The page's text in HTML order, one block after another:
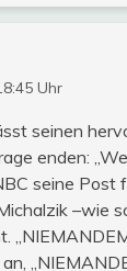
Uhr
seinen
enden:
seine Post
–wie